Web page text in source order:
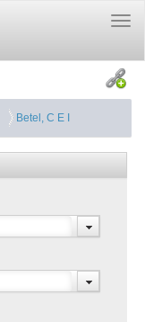
Betel, C E I